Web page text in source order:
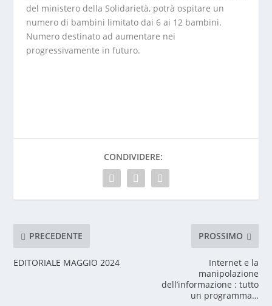
del ministero della Solidarietà, potrà ospitare un
numero di bambini limitato dai 6 ai 12 bambini.
Numero destinato ad aumentare nei
progressivamente in futuro.
CONDIVIDERE:
PRECEDENTE
EDITORIALE MAGGIO 2024
PROSSIMO
Internet e la
manipolazione
dell’informazione : tutto
un programma…